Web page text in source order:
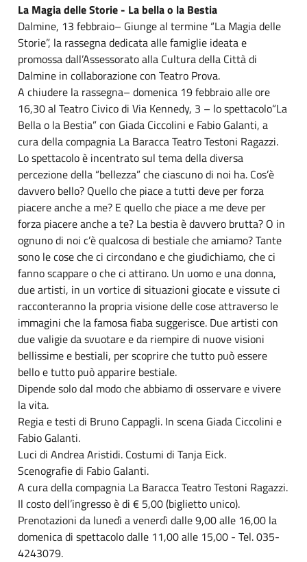
La Magia delle Storie - La bella o la Bestia
Dalmine, 13 febbraio– Giunge al termine “La Magia delle
Storie”, la rassegna dedicata alle famiglie ideata e
promossa dall’Assessorato alla Cultura della Città di
Dalmine in collaborazione con Teatro Prova.
A chiudere la rassegna– domenica 19 febbraio alle ore
16,30 al Teatro Civico di Via Kennedy, 3 – lo spettacolo“La
Bella o la Bestia” con Giada Ciccolini e Fabio Galanti, a
cura della compagnia La Baracca Teatro Testoni Ragazzi.
Lo spettacolo è incentrato sul tema della diversa
percezione della “bellezza” che ciascuno di noi ha. Cos’è
davvero bello? Quello che piace a tutti deve per forza
piacere anche a me? E quello che piace a me deve per
forza piacere anche a te? La bestia è davvero brutta? O in
ognuno di noi c’è qualcosa di bestiale che amiamo? Tante
sono le cose che ci circondano e che giudichiamo, che ci
fanno scappare o che ci attirano. Un uomo e una donna,
due artisti, in un vortice di situazioni giocate e vissute ci
racconteranno la propria visione delle cose attraverso le
immagini che la famosa fiaba suggerisce. Due artisti con
due valigie da svuotare e da riempire di nuove visioni
bellissime e bestiali, per scoprire che tutto può essere
bello e tutto può apparire bestiale.
Dipende solo dal modo che abbiamo di osservare e vivere
la vita.
Regia e testi di Bruno Cappagli. In scena Giada Ciccolini e
Fabio Galanti.
Luci di Andrea Aristidi. Costumi di Tanja Eick.
Scenografie di Fabio Galanti.
A cura della compagnia La Baracca Teatro Testoni Ragazzi.
Il costo dell’ingresso è di € 5,00 (biglietto unico).
Prenotazioni da lunedì a venerdì dalle 9,00 alle 16,00 la
domenica di spettacolo dalle 11,00 alle 15,00 - Tel. 035-
4243079.